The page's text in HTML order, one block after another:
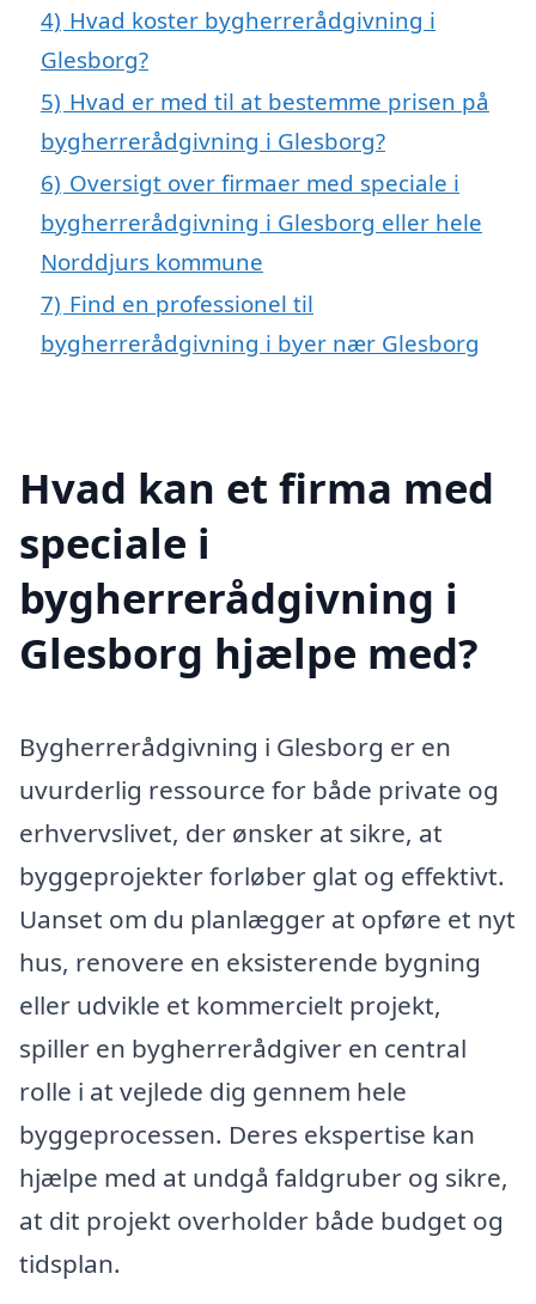
4) Hvad koster bygherrerådgivning i
Glesborg?
5) Hvad er med til at bestemme prisen på
bygherrerådgivning i Glesborg?
6) Oversigt over firmaer med speciale i
bygherrerådgivning i Glesborg eller hele
Norddjurs kommune
7) Find en professionel til
bygherrerådgivning i byer nær Glesborg
Hvad kan et firma med
speciale i
bygherrerådgivning i
Glesborg hjælpe med?
Bygherrerådgivning i Glesborg er en
uvurderlig ressource for både private og
erhvervslivet, der ønsker at sikre, at
byggeprojekter forløber glat og effektivt.
Uanset om du planlægger at opføre et nyt
hus, renovere en eksisterende bygning
eller udvikle et kommercielt projekt,
spiller en bygherrerådgiver en central
rolle i at vejlede dig gennem hele
byggeprocessen. Deres ekspertise kan
hjælpe med at undgå faldgruber og sikre,
at dit projekt overholder både budget og
tidsplan.